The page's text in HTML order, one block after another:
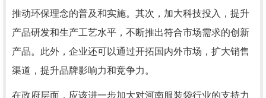
推动环保理念的普及和实施。其次，加大科技投入，提升
产品研发和生产工艺水平，不断推出符合市场需求的创新
产品。此外，企业还可以通过开拓国内外市场，扩大销售
渠道，提升品牌影响力和竞争力。
在政府层面，应该进一步加大对河南服装袋行业的支持力